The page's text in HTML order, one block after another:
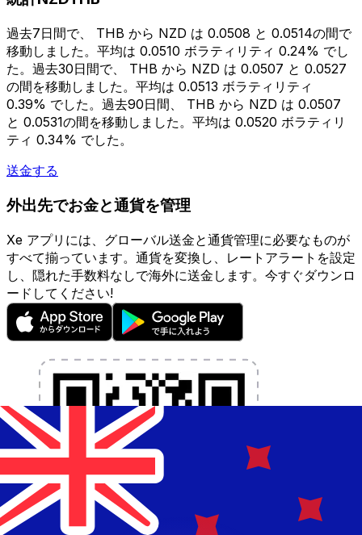
過去7日間で、 THB から NZD は 0.0508 と 0.0514の間で
移動しました。平均は 0.0510 ボラティリティ 0.24% でし
た。過去30日間で、 THB から NZD は 0.0507 と 0.0527
の間を移動しました。平均は 0.0513 ボラティリティ
0.39% でした。過去90日間、 THB から NZD は 0.0507
と 0.0531の間を移動しました。平均は 0.0520 ボラティリ
ティ 0.34% でした。
送金する
外出先でお金と通貨を管理
Xe アプリには、グローバル送金と通貨管理に必要なものが
すべて揃っています。通貨を変換し、レートアラートを設定
し、隠れた手数料なしで海外に送金します。今すぐダウンロ
ードしてください!